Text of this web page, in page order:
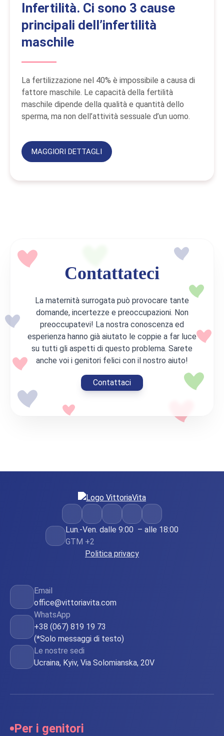
Infertilità. Ci sono 3 cause
principali dell’infertilità
maschile
La fertilizzazione nel 40% è impossibile a causa di
fattore maschile. Le capacità della fertilità
maschile dipende della qualità e quantità dello
sperma, ma non dell’attività sessuale d’un uomo.
MAGGIORI DETTAGLI
Contattateci
La maternità surrogata può provocare tante
domande, incertezze e preoccupazioni. Non
preoccupatevi! La nostra conoscenza ed
esperienza hanno già aiutato le coppie a far luce
su tutti gli aspetti di questo problema. Sarete
anche voi i genitori felici con il nostro aiuto!
Contattaci
Lun.-Ven. dalle 9:00 – alle 18:00
GTM +2
Politica privacy
Email
office@vittoriavita.com
WhatsApp
+38 (067) 819 19 73
(*Solo messaggi di testo)
Le nostre sedi
Ucraina, Kyiv, Via Solomianska, 20V
Per i genitori